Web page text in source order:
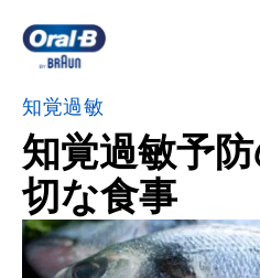
Navigation
ッ
プ
ペ
ー
ジ
知覚過敏
知覚過敏予
切な食事